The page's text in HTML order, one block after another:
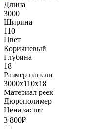
Длина
3000
Ширина
110
Цвет
Коричневый
Глубина
18
Размер панели
3000x110x18
Материал реек
Дюрополимер
Цена за: шт
3 800₽